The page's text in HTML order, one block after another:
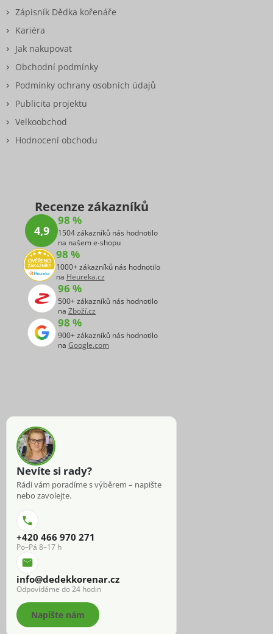
Zápisník Dědka kořenáře
Kariéra
Jak nakupovat
Obchodní podmínky
Podmínky ochrany osobních údajů
Publicita projektu
Velkoobchod
Hodnocení obchodu
Recenze zákazníků
4,9
98 %
1504 zákazníků nás hodnotilo
na našem e-shopu
98 %
1000+ zákazníků nás hodnotilo
na Heureka.cz
96 %
500+ zákazníků nás hodnotilo
na Zboží.cz
98 %
900+ zákazníků nás hodnotilo
na Google.com
Nevíte si rady?
Rádi vám poradíme s výběrem – napište
nebo zavolejte.
+420 466 970 271
Po–Pá 8–17 h
info@dedekkorenar.cz
Odpovídáme do 24 hodin
Napište nám